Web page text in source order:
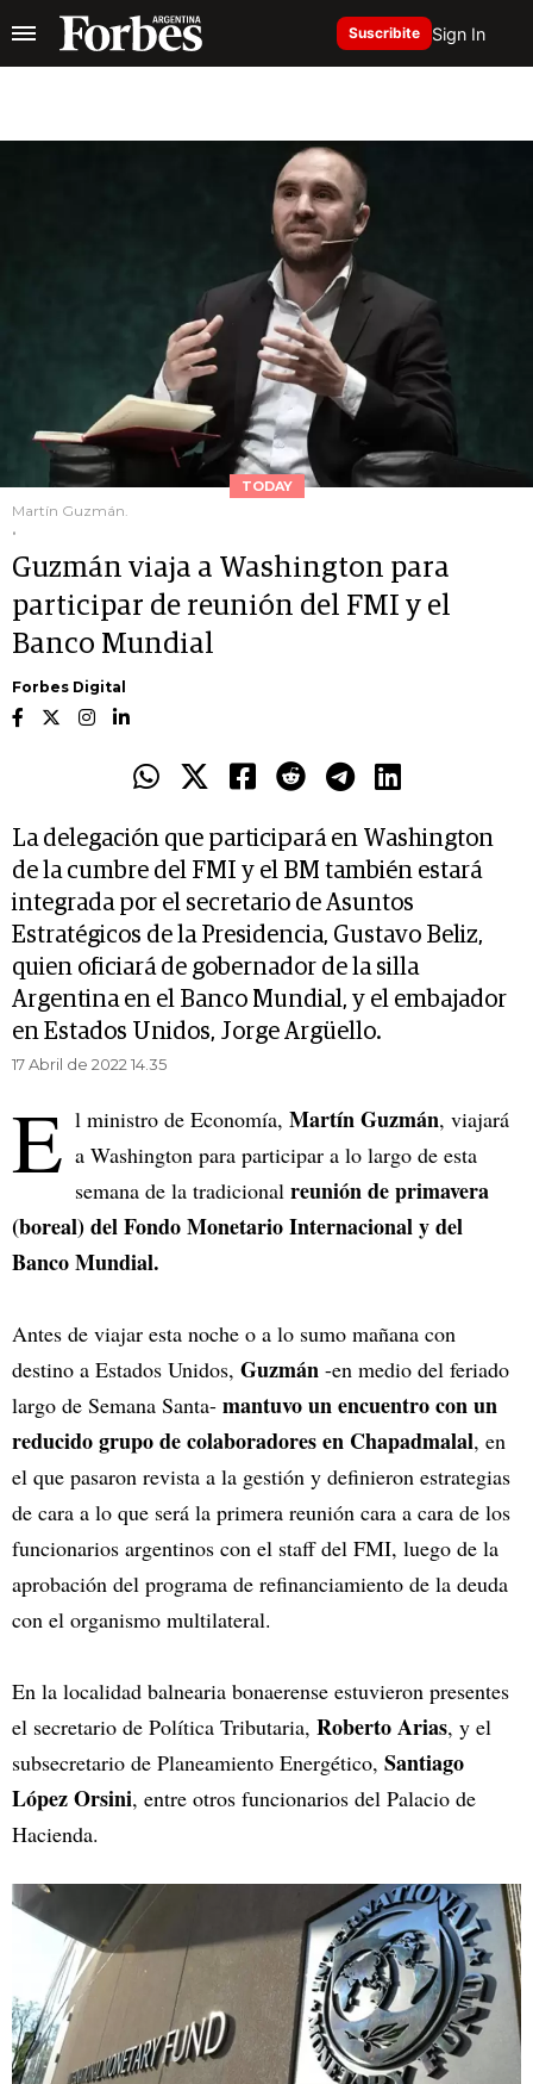
Suscribite Sign In
TODAY
Martín Guzmán.
.
Guzmán viaja a Washington para
participar de reunión del FMI y el
Banco Mundial
Forbes Digital
La delegación que participará en Washington
de la cumbre del FMI y el BM también estará
integrada por el secretario de Asuntos
Estratégicos de la Presidencia, Gustavo Beliz,
quien oficiará de gobernador de la silla
Argentina en el Banco Mundial, y el embajador
en Estados Unidos, Jorge Argüello.
17 Abril de 2022 14.35
E l ministro de Economía, Martín Guzmán, viajará
a Washington para participar a lo largo de esta
semana de la tradicional reunión de primavera
(boreal) del Fondo Monetario Internacional y del
Banco Mundial.
Antes de viajar esta noche o a lo sumo mañana con
destino a Estados Unidos, Guzmán -en medio del feriado
largo de Semana Santa- mantuvo un encuentro con un
reducido grupo de colaboradores en Chapadmalal, en
el que pasaron revista a la gestión y definieron estrategias
de cara a lo que será la primera reunión cara a cara de los
funcionarios argentinos con el staff del FMI, luego de la
aprobación del programa de refinanciamiento de la deuda
con el organismo multilateral.
En la localidad balnearia bonaerense estuvieron presentes
el secretario de Política Tributaria, Roberto Arias, y el
subsecretario de Planeamiento Energético, Santiago
López Orsini, entre otros funcionarios del Palacio de
Hacienda.